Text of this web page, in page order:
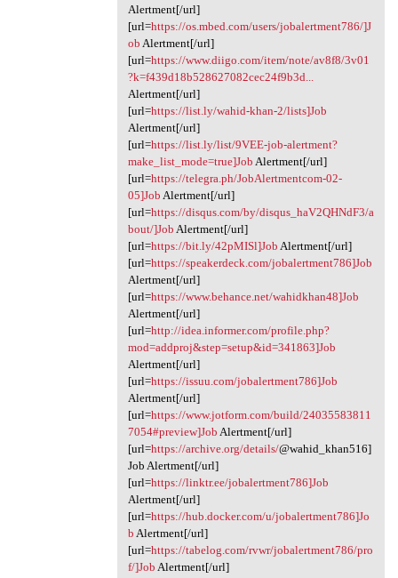
Alertment[/url]
[url=https://os.mbed.com/users/jobalertment786/]J
ob Alertment[/url]
[url=https://www.diigo.com/item/note/av8f8/3v01
?k=f439d18b528627082cec24f9b3d...
Alertment[/url]
[url=https://list.ly/wahid-khan-2/lists]Job
Alertment[/url]
[url=https://list.ly/list/9VEE-job-alertment?
make_list_mode=true]Job Alertment[/url]
[url=https://telegra.ph/JobAlertmentcom-02-
05]Job Alertment[/url]
[url=https://disqus.com/by/disqus_haV2QHNdF3/a
bout/]Job Alertment[/url]
[url=https://bit.ly/42pMISl]Job Alertment[/url]
[url=https://speakerdeck.com/jobalertment786]Job
Alertment[/url]
[url=https://www.behance.net/wahidkhan48]Job
Alertment[/url]
[url=http://idea.informer.com/profile.php?
mod=addproj&step=setup&id=341863]Job
Alertment[/url]
[url=https://issuu.com/jobalertment786]Job
Alertment[/url]
[url=https://www.jotform.com/build/24035583811
7054#preview]Job Alertment[/url]
[url=https://archive.org/details/@wahid_khan516]
Job Alertment[/url]
[url=https://linktr.ee/jobalertment786]Job
Alertment[/url]
[url=https://hub.docker.com/u/jobalertment786]Jo
b Alertment[/url]
[url=https://tabelog.com/rvwr/jobalertment786/pro
f/]Job Alertment[/url]